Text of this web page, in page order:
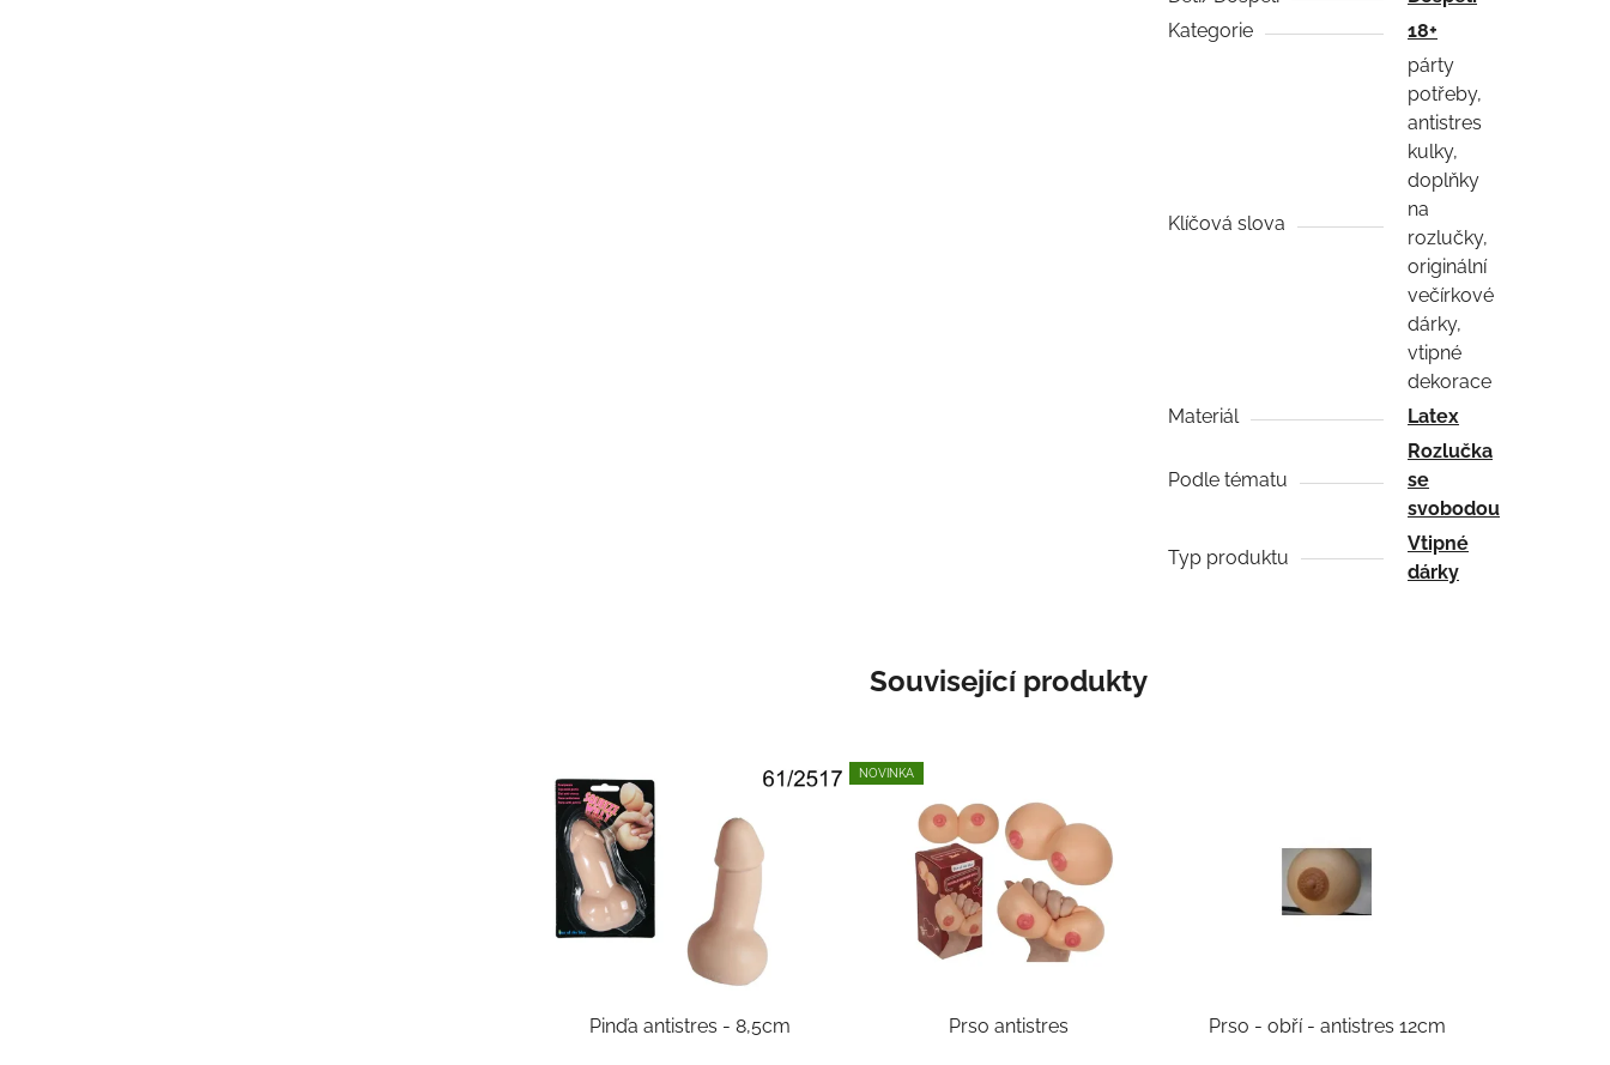
Kategorie
18+
Klíčová slova
párty
potřeby,
antistres
kulky,
doplňky
na
rozlučky,
originální
večírkové
dárky,
vtipné
dekorace
Materiál
Latex
Podle tématu
Rozlučka
se
svobodou
Typ produktu
Vtipné
dárky
Související produkty
Pinďa antistres - 8,5cm
NOVINKA
Prso antistres Prso - obří - antistres 12cm